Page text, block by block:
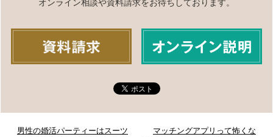
オンライン相談や資料請求をお待ちしております。
男性の婚活パーティーはスーツ
マッチングアプリって怖くな